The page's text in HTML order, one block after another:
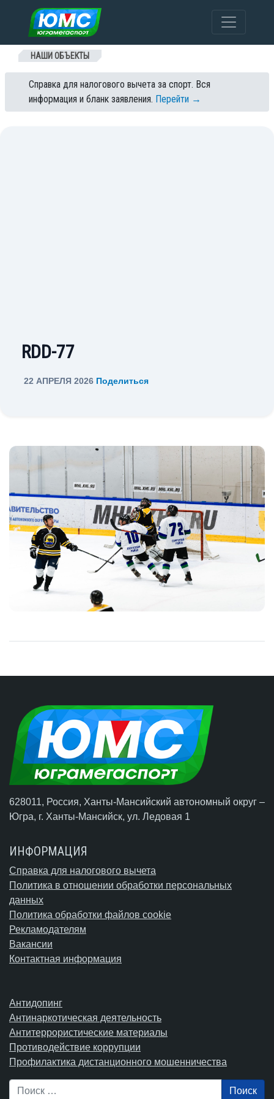
Перейти к содержанию
НАШИ ОБЪЕКТЫ
Справка для налогового вычета за спорт. Вся
информация и бланк заявления. Перейти →
RDD-77
22 АПРЕЛЯ 2026 Поделиться
628011, Россия, Ханты-Мансийский автономный округ –
Югра, г. Ханты-Мансийск, ул. Ледовая 1
ИНФОРМАЦИЯ
Справка для налогового вычета
Политика в отношении обработки персональных
данных
Политика обработки файлов cookie
Рекламодателям
Вакансии
Контактная информация
Антидопинг
Антинаркотическая деятельность
Антитеррористические материалы
Противодействие коррупции
Профилактика дистанционного мошенничества
Поиск